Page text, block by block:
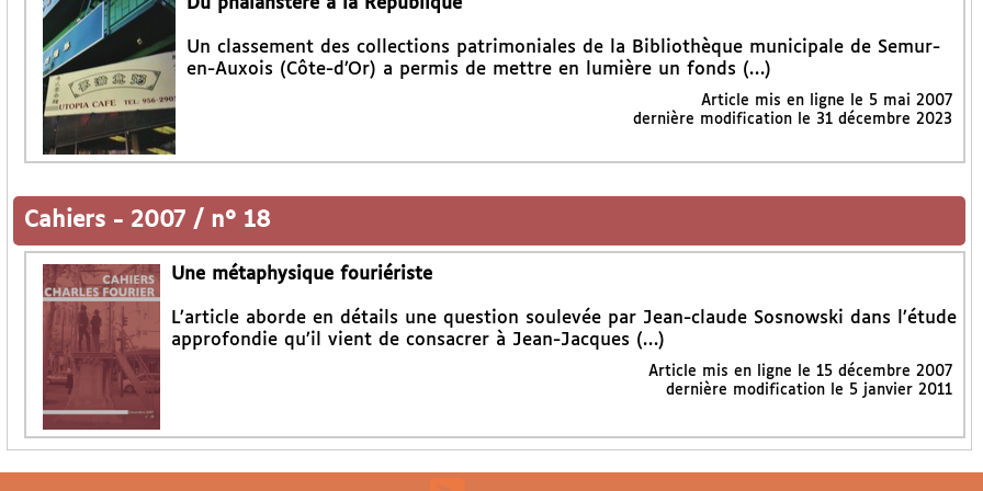
Un classement des collections patrimoniales de la Bibliothèque municipale de Semur-
en-Auxois (Côte-d’Or) a permis de mettre en lumière un fonds (…)
Article mis en ligne le 5 mai 2007
dernière modification le 31 décembre 2023
Cahiers - 2007 / n° 18
Une métaphysique fouriériste
L’article aborde en détails une question soulevée par Jean-claude Sosnowski dans l’étude
approfondie qu’il vient de consacrer à Jean-Jacques (…)
Article mis en ligne le 15 décembre 2007
dernière modification le 5 janvier 2011